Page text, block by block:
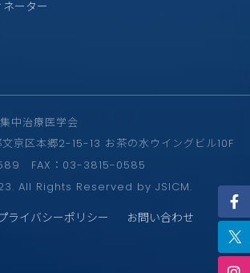
ーター
中治療医学会
京区本郷2-15-13 お茶の水ウイングビル10F
FAX：03-3815-0585
All Rights Reserved by JSICM.
ライバシーポリシー お問い合わせ